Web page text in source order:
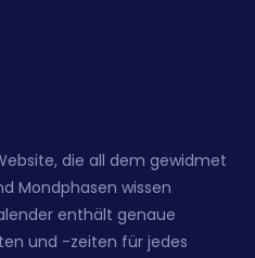
die all dem gewidmet
Mondphasen wissen
enthält genaue
und -zeiten für jedes